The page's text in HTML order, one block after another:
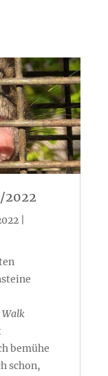
2022
Walk
bemühe
schon,